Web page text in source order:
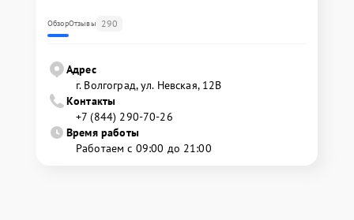
ОбзорОтзывы 290
Адрес
г. Волгоград, ул. Невская, 12В
Контакты
+7 (844) 290-70-26
Время работы
Работаем с 09:00 до 21:00